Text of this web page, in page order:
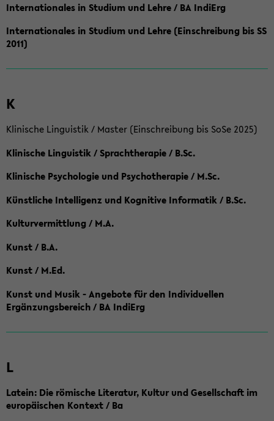
Internationales in Studium und Lehre / BA IndiErg
Internationales in Studium und Lehre (Einschreibung bis SS
2011)
K
Klinische Linguistik / Master (Einschreibung bis SoSe 2025)
Klinische Linguistik / Sprachtherapie / B.Sc.
Klinische Psychologie und Psychotherapie / M.Sc.
Künstliche Intelligenz und Kognitive Informatik / B.Sc.
Kulturvermittlung / M.A.
Kunst / B.A.
Kunst / M.Ed.
Kunst und Musik - Angebote für den Individuellen
Ergänzungsbereich / BA IndiErg
L
Latein: Die römische Literatur, Kultur und Gesellschaft im
europäischen Kontext / Ba